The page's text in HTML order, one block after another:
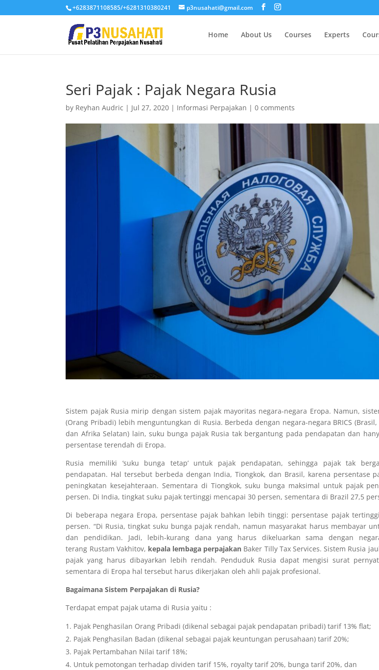
+6283871108585/+6281310380241 p3nusahati@gmail.com
Home About Us Courses Experts
Seri Pajak : Pajak Negara Rusia
by Reyhan Audric | Jul 27, 2020 | Informasi Perpajakan |0 comments
Sistem pajak Rusia mirip dengan sistem pajak mayoritas negara-negara Eropa. Namun,
(Orang Pribadi) lebih menguntungkan di Rusia. Berbeda dengan negara-negara BRICS
dan Afrika Selatan) lain, suku bunga pajak Rusia tak bergantung pada pendapatan dan
persentase terendah di Eropa.
Rusia memiliki ‘suku bunga tetap’ untuk pajak pendapatan, sehingga pajak tak
pendapatan. Hal tersebut berbeda dengan India, Tiongkok, dan Brasil, karena persentase
peningkatan kesejahteraan. Sementara di Tiongkok, suku bunga maksimal untuk pajak
persen. Di India, tingkat suku pajak tertinggi mencapai 30 persen, sementara di Brazil 27,5
Di beberapa negara Eropa, persentase pajak bahkan lebih tinggi: persentase pajak
persen. “Di Rusia, tingkat suku bunga pajak rendah, namun masyarakat harus membayar
dan pendidikan. Jadi, lebih-kurang dana yang harus dikeluarkan sama dengan
terang Rustam Vakhitov, kepala lembaga perpajakan Baker Tilly Tax Services. Sistem Rusia
pajak yang harus dibayarkan lebih rendah. Penduduk Rusia dapat mengisi surat
sementara di Eropa hal tersebut harus dikerjakan oleh ahli pajak profesional.
Bagaimana Sistem Perpajakan di Rusia?
Terdapat empat pajak utama di Rusia yaitu :
Pajak Penghasilan Orang Pribadi (dikenal sebagai pajak pendapatan pribadi) tarif 13% flat;
Pajak Penghasilan Badan (dikenal sebagai pajak keuntungan perusahaan) tarif 20%;
Pajak Pertambahan Nilai tarif 18%;
Untuk pemotongan terhadap dividen tarif 15%, royalty tarif 20%, bunga tarif 20%, dan